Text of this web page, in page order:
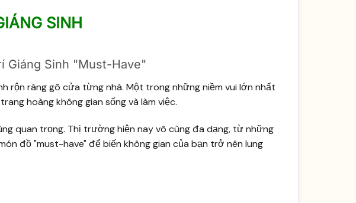
SINH
Giáng Sinh "Must-Have"
rộn ràng gõ cửa từng nhà. Một trong những niềm vui lớn nhất
hoàng không gian sống và làm việc.
quan trọng. Thị trường hiện nay vô cùng đa dạng, từ những
đồ "must-have" để biến không gian của bạn trở nên lung